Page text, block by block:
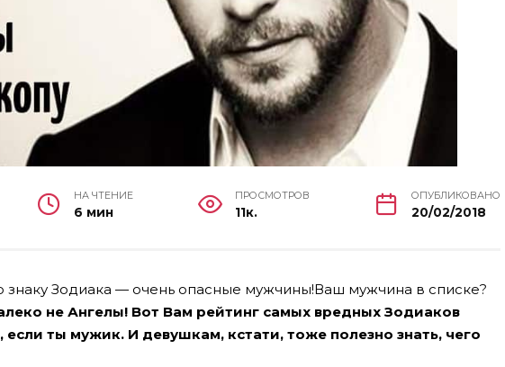
НА ЧТЕНИЕ
6 мин
ПРОСМОТРОВ
11к.
ОПУБЛИКОВАНО
20/02/2018
знаку Зодиака — очень опасные мужчины!Ваш мужчина в списке?
не Ангелы! Вот Вам рейтинг самых вредных Зодиаков
ты мужик. И девушкам, кстати, тоже полезно знать, чего